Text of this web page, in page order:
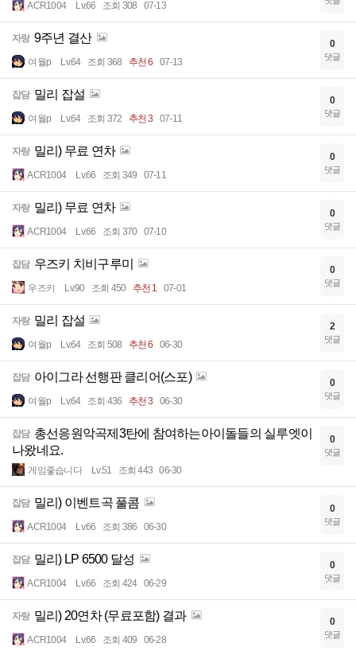
ACR1004 Lv.66 조회 308 07-13
자랑 9주년 결산
여월p Lv.64 조회 368 추천 6 07-13
0
댓글
잡담 밀리 잡설
여월p Lv.64 조회 372 추천 3 07-11
0
댓글
자랑 밀리) 무료 연차
ACR1004 Lv.66 조회 349 07-11
0
댓글
자랑 밀리) 무료 연차
ACR1004 Lv.66 조회 370 07-10
0
댓글
잡담 우즈키 치비구루미
우즈키 Lv.90 조회 450 추천 1 07-01
0
댓글
자랑 밀리 잡설
여월p Lv.64 조회 508 추천 6 06-30
2
댓글
잡담 아이그라 선행판 클리어(스포)
여월p Lv.64 조회 436 추천 3 06-30
0
댓글
잡담 총선응원악곡제3탄에 참여하는아이돌들의 실루엣이
나왔네요.
게임좋습니다 Lv.51 조회 443 06-30
0
댓글
잡담 밀리) 이벤트곡 풀콤
ACR1004 Lv.66 조회 386 06-30
0
댓글
잡담 밀리) LP 6500 달성
ACR1004 Lv.66 조회 424 06-29
0
댓글
자랑 밀리) 20연차 (무료포함) 결과
ACR1004 Lv.66 조회 409 06-28
0
댓글